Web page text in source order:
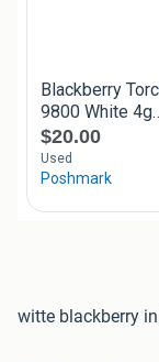
witte blackberry